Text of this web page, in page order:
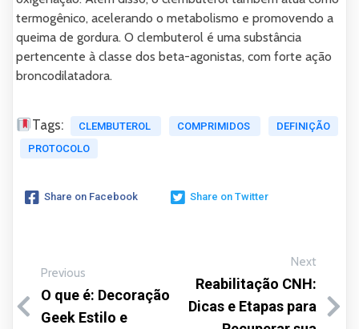
termogênico, acelerando o metabolismo e promovendo a
queima de gordura. O clembuterol é uma substância
pertencente à classe dos beta-agonistas, com forte ação
broncodilatadora.
Tags: CLEMBUTEROL COMPRIMIDOS
DEFINIÇÃO
PROTOCOLO
Share on Facebook Share on Twitter
Previous
O que é: Decoração
Geek Estilo e
Next
Reabilitação CNH:
Dicas e Etapas para